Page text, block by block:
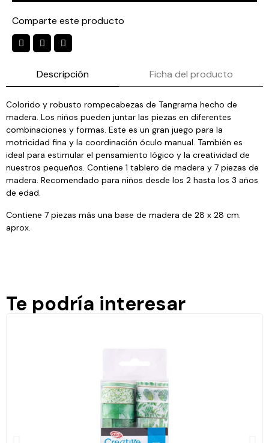
Comparte este producto
Descripción Ficha del producto
Colorido y robusto rompecabezas de Tangrama hecho de
madera. Los niños pueden juntar las piezas en diferentes
combinaciones y formas. Este es un gran juego para la
motricidad fina y la coordinación óculo manual. También es
ideal para estimular el pensamiento lógico y la creatividad de
nuestros pequeños. Contiene 1 tablero de madera y 7 piezas de
madera. Recomendado para niños desde los 2 hasta los 3 años
de edad.
Contiene 7 piezas más una base de madera de 28 x 28 cm.
aprox.
Te podría interesar